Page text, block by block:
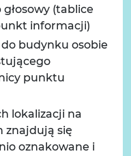
(tablice
informacji)
budynku osobie
punktu
lokalizacji na
znajdują się
oznakowane i